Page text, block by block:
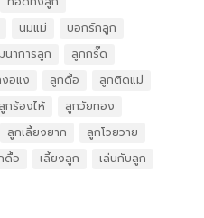
นมแม่
บอกรักลูก
าการลูก
ลูกกรี๊ด
อแง ลูกดื้อ
ลูกติดแม่
ลูกร้องไห้
ลูกวัยทอง
ลูกเลี้ยงยาก
ลูกโวยวาย
ดื้อ เลี้ยงลูก
เล่นกับลูก